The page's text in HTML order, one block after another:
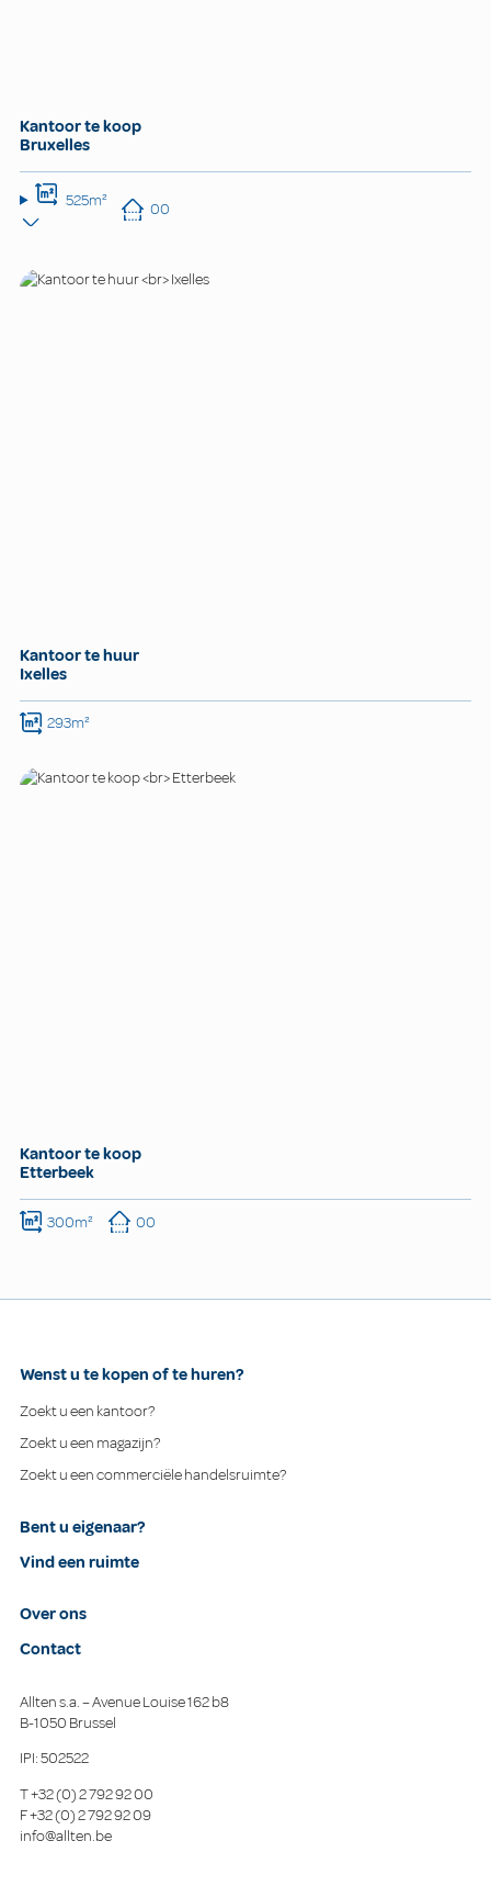
Kantoor te koop
Bruxelles
525m² 00
Kantoor te huur
Ixelles
293m²
Kantoor te koop
Etterbeek
300m² 00
Wenst u te kopen of te huren?
Zoekt u een kantoor?
Zoekt u een magazijn?
Zoekt u een commerciële handelsruimte?
Bent u eigenaar?
Vind een ruimte
Over ons
Contact
Allten s.a. – Avenue Louise 162 b8
B-1050 Brussel
IPI: 502522
T+32 (0) 2 792 92 00
F+32 (0) 2 792 92 09
info@allten.be